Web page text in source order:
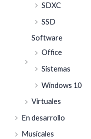
SDXC
SSD
Software
Office
Sistemas
Windows 10
Virtuales
En desarrollo
Musicales